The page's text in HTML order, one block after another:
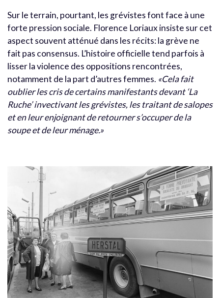
Sur le terrain, pourtant, les grévistes font face à une
forte pression sociale. Florence Loriaux insiste sur cet
aspect souvent atténué dans les récits: la grève ne
fait pas consensus. L’histoire officielle tend parfois à
lisser la violence des oppositions rencontrées,
notamment de la part d’autres femmes. «Cela fait
oublier les cris de certains manifestants devant ‘La
Ruche’ invectivant les grévistes, les traitant de salopes
et en leur enjoignant de retourner s’occuper de la
soupe et de leur ménage.»